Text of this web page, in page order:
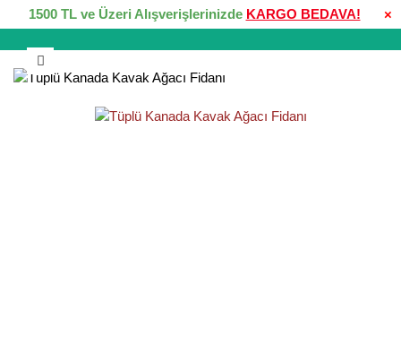
×
1500 TL ve Üzeri Alışverişlerinizde KARGO BEDAVA!